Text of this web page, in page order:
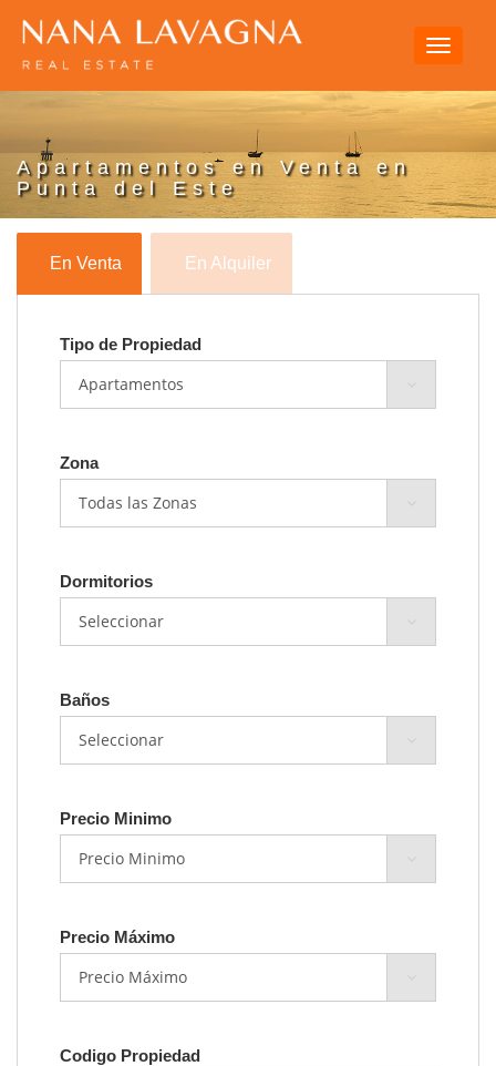
Toggle
Apartamentos en Venta en
Punta del Este
En Venta En Alquiler
Tipo de Propiedad
Zona
Dormitorios
Baños
Precio Minimo
Precio Máximo
Codigo Propiedad